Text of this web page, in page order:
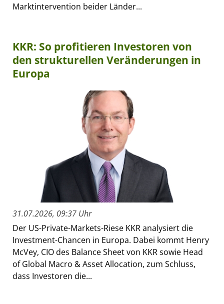
Marktintervention beider Länder...
KKR: So profitieren Investoren von
den strukturellen Veränderungen in
Europa
31.07.2026, 09:37 Uhr
Der US-Private-Markets-Riese KKR analysiert die
Investment-Chancen in Europa. Dabei kommt Henry
McVey, CIO des Balance Sheet von KKR sowie Head
of Global Macro & Asset Allocation, zum Schluss,
dass Investoren die...